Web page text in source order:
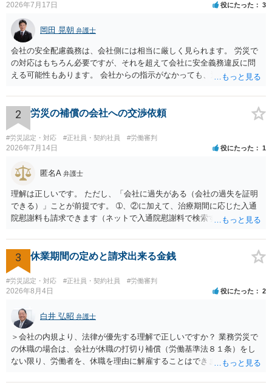
2026年7月17日 役にたった 3
岡田 晃朝 弁護士
会社の安全配慮義務は、会社側には相当に厳しく見られます。 労災で
の対応はもちろん必要ですが、それを超えて会社に安全義務違反に問
える可能性もあります。 会社からの指示がなかっても、逆に危険な作
実地指導をしていないことが問題になった事例もあります。ですの
で、指示が無ければ免責されるわけではありません。責任追及の交渉
となるでしょう。
2 労災の補償の会社への交渉依頼
#労災認定・対応 #正社員・契約社員 #労働審判
2026年7月14日 役にたった 1
匿名A 弁護士
理解は正しいです。 ただし、「会社に過失がある（会社の過失を証明
できる）」ことが前提です。 ➀、②に加えて、治療期間に応じた入通
院慰謝料も請求できます（ネットで入通院慰謝料で検索すると詳しい
後遺障害慰謝料も請求できます。これらは後遺障害の等級、あなたの
収入、年齢等で大きく変わりますので一般的にいくらとは言えませ
ん。 弁護士に依頼する費用はそれぞれの弁護士で異なるので個別に聞
いてみるしかありませんが、旧日弁連規準を使った着手金・成功報酬
方式と着手金ゼロまたは少額で成功報酬大目の方式のどちらかが多い
弁護士に直接面談で相談されることをお勧めします。
3 休業期間の定めと請求出来る金銭
#労災認定・対応 #正社員・契約社員 #労働審判
2026年8月4日 役にたった 2
白井 弘昭 弁護士
＞会社の内規より、法律が優先する理解で正しいですか？ 業務労災で
の休職の場合は、会社が休職の打切り補償（労働基準法８１条）をし
ない限り、労働者を、休職を理由に解雇することはできません（労働
期間満了による退職は、業務労災への適用はありませんので、ご安心